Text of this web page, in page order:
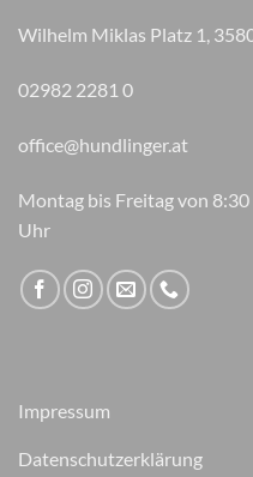
werden
Wilhelm Miklas Platz 1,
02982 2281 0
office@hundlinger.at
Montag bis Freitag von
Uhr
Impressum
Datenschutzerklärung